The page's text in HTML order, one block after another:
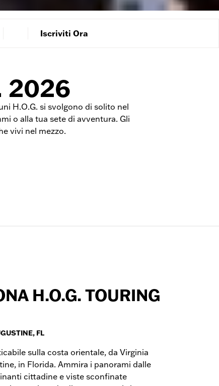
Iscriviti Ora
2026
H.O.G. si svolgono di solito nel
o alla tua sete di avventura. Gli
vivi nel mezzo.
H.O.G. TOURING
FL
sulla costa orientale, da Virginia
in Florida. Ammira i panorami dalle
cittadine e viste sconfinate